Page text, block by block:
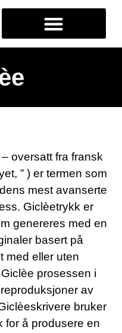
oversatt fra fransk
” ) er termen som
mest avanserte
Giclèetrykk er
genereres med en
basert på
med eller uten
prosessen i
av
bruker
for å produsere en